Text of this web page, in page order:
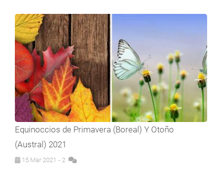
Equinoccios de Primavera (Boreal) Y Otoño
(Austral) 2021
15 Mar 2021 - 2